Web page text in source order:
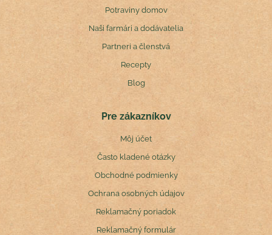
Potraviny domov
Naši farmári a dodávatelia
Partneri a členstvá
Recepty
Blog
Pre zákazníkov
Môj účet
Často kladené otázky
Obchodné podmienky
Ochrana osobných údajov
Reklamačný poriadok
Reklamačný formulár